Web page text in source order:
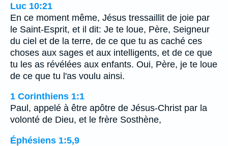
Luc 10:21
En ce moment même, Jésus tressaillit de joie par
le Saint-Esprit, et il dit: Je te loue, Père, Seigneur
du ciel et de la terre, de ce que tu as caché ces
choses aux sages et aux intelligents, et de ce que
tu les as révélées aux enfants. Oui, Père, je te loue
de ce que tu l'as voulu ainsi.
1 Corinthiens 1:1
Paul, appelé à être apôtre de Jésus-Christ par la
volonté de Dieu, et le frère Sosthène,
Éphésiens 1:5,9